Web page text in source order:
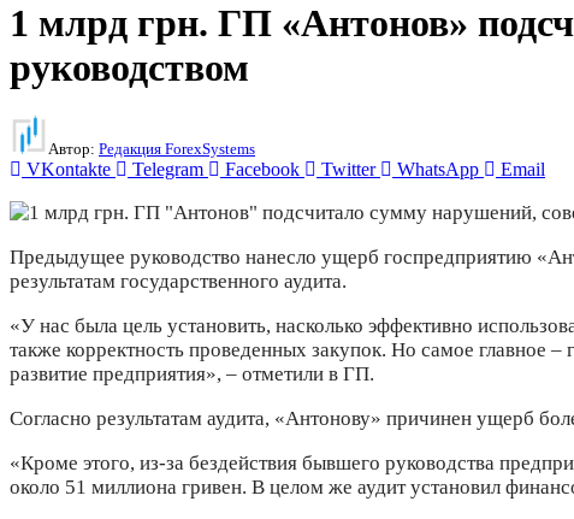
1 млрд грн. ГП «Антонов»
руководством
Автор: Редакция ForexSystems
VKontakte Telegram Facebook Twitter WhatsApp Email
Предыдущее руководство нанесло ущерб госпредприятию
результатам государственного аудита.
«У нас была цель установить, насколько эффективно
также корректность проведенных закупок. Но самое главное
развитие предприятия», – отметили в ГП.
Согласно результатам аудита, «Антонову» причинен ущерб
«Кроме этого, из-за бездействия бывшего руководства
около 51 миллиона гривен. В целом же аудит установил